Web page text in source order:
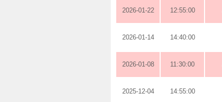
2026-01-22 12:55:00
2026-01-14 14:40:00
2026-01-08 11:30:00
2025-12-04 14:55:00